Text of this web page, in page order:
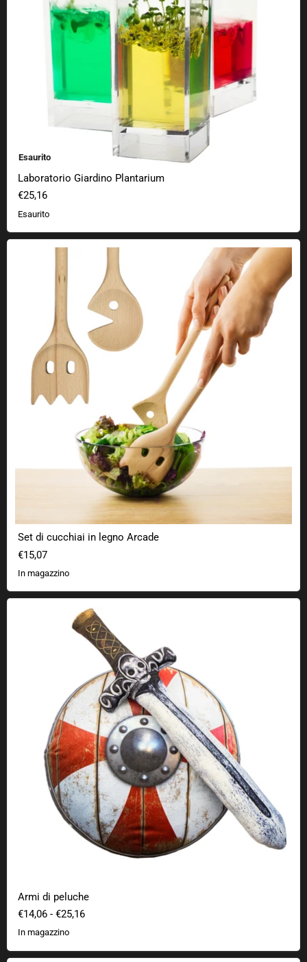
Esaurito
Laboratorio Giardino Plantarium
€25,16
Esaurito
Set di cucchiai in legno Arcade
€15,07
In magazzino
Armi di peluche
€14,06 - €25,16
In magazzino